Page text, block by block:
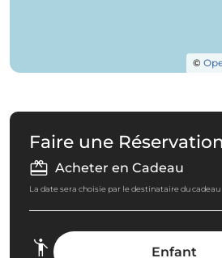
©
Faire une Réservation
Acheter en Cadeau
La date sera choisie par le destinataire du cadeau
Enfant